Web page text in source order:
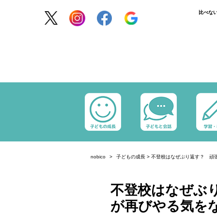
比べな
nobico 子どもの成長 > 不登校はなぜぶり返す？ 頑
不登校はなぜぶ
が再びやる気を